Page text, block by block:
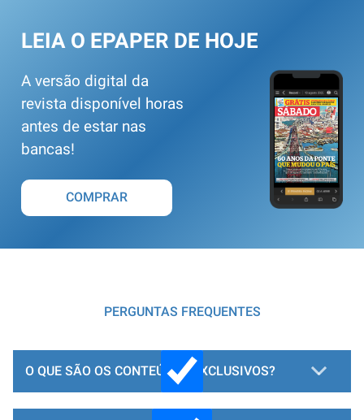
LEIA O EPAPER DE HOJE
A versão digital da
revista disponível horas
antes de estar nas
bancas!
COMPRAR
PERGUNTAS FREQUENTES
O QUE SÃO OS CONTEÚDOS EXCLUSIVOS?